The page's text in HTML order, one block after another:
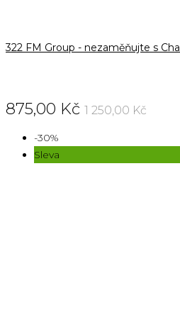
322 FM Group - nezaměňujte s
875,00 Kč 1 250,00 Kč
-30%
Sleva